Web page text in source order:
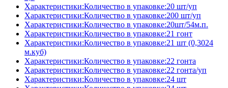
Характеристики:Количество в упаковке:20 шт/уп
Характеристики:Количество в упаковке:200 шт/уп
Характеристики:Количество в упаковке:20шт/54м.п.
Характеристики:Количество в упаковке:21 гонт
Характеристики:Количество в упаковке:21 шт (0,3024
м.куб)
Характеристики:Количество в упаковке:22 гонта
Характеристики:Количество в упаковке:22 гонта/уп
Характеристики:Количество в упаковке:24 шт